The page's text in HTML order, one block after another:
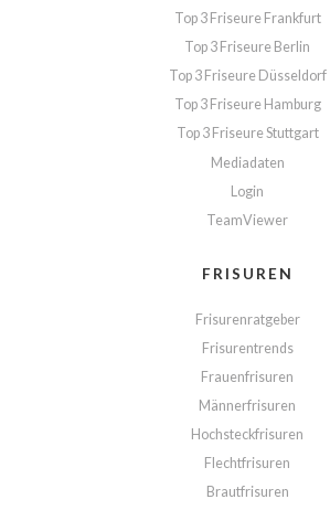
Top 3 Friseure Frankfurt
Top 3 Friseure Berlin
Top 3 Friseure Düsseldorf
Top 3 Friseure Hamburg
Top 3 Friseure Stuttgart
Mediadaten
Login
TeamViewer
FRISUREN
Frisurenratgeber
Frisurentrends
Frauenfrisuren
Männerfrisuren
Hochsteckfrisuren
Flechtfrisuren
Brautfrisuren